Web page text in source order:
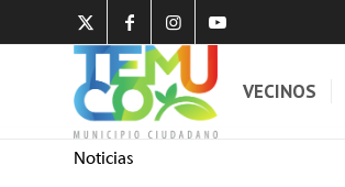
VECINOS
Noticias